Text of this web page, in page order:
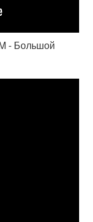
- Большой